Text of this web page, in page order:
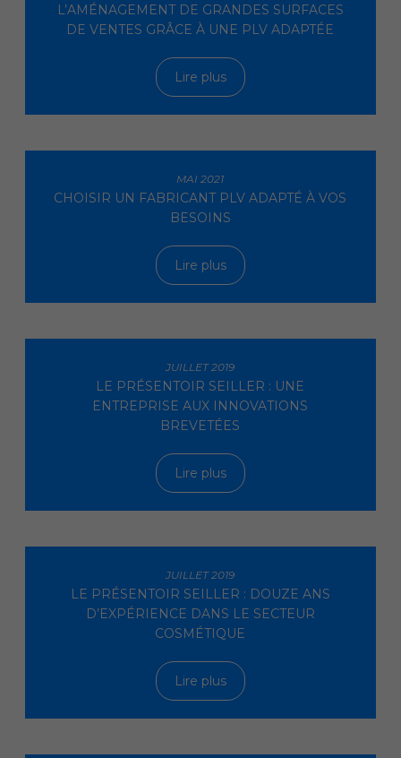
L’AMÉNAGEMENT DE GRANDES SURFACES
DE VENTES GRÂCE À UNE PLV ADAPTÉE
Lire plus
MAI 2021
CHOISIR UN FABRICANT PLV ADAPTÉ À VOS
BESOINS
Lire plus
JUILLET 2019
LE PRÉSENTOIR SEILLER : UNE
ENTREPRISE AUX INNOVATIONS
BREVETÉES
Lire plus
JUILLET 2019
LE PRÉSENTOIR SEILLER : DOUZE ANS
D’EXPÉRIENCE DANS LE SECTEUR
COSMÉTIQUE
Lire plus